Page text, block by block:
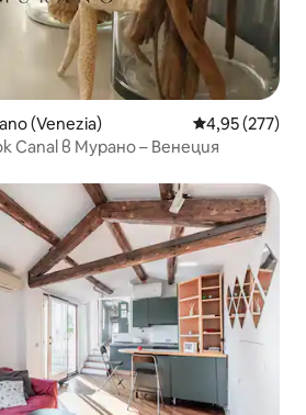
(Venezia) Средна
4,95 (277)
Canal в Мурано – Венеция